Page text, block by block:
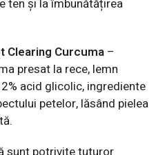
ten și la îmbunătățirea
Clearing Curcuma –
presat la rece, lemn
acid glicolic, ingrediente
petelor, lăsând pielea